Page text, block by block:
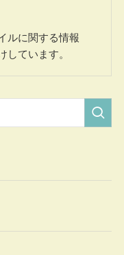
ルに関する情報
しています。